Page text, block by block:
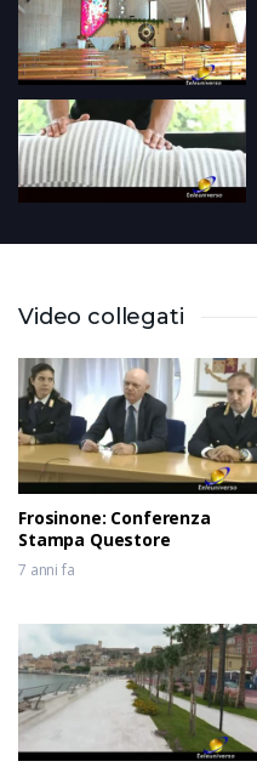
Video collegati
Frosinone: Conferenza
Stampa Questore
7 anni fa